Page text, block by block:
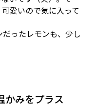
愛いので気に入って
ったレモンも、少し
かみをプラス